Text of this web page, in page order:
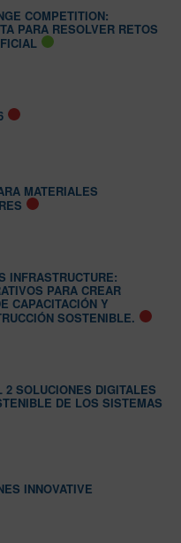
COMPETITION:
PARA RESOLVER RETOS
MATERIALES
INFRASTRUCTURE:
PARA CREAR
CAPACITACIÓN Y
SOSTENIBLE.
SOLUCIONES DIGITALES
DE LOS SISTEMAS
INNOVATIVE